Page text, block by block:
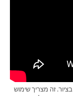
זה מצריך שימוש